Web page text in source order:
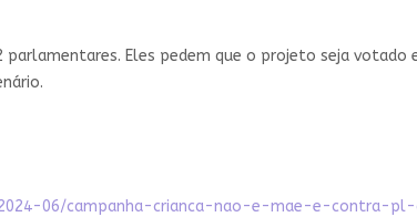
Eles pedem que o projeto seja votado
06/campanha-crianca-nao-e-mae-e-contra-